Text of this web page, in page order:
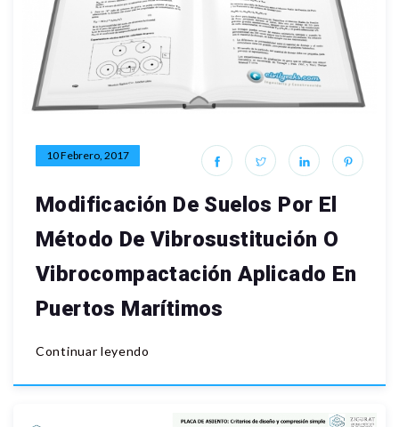
10 Febrero, 2017
Modificación De Suelos Por El
Método De Vibrosustitución O
Vibrocompactación Aplicado En
Puertos Marítimos
Continuar leyendo